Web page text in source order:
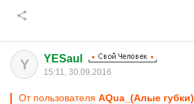
Y YESaul
15:11, 30.09.2016
От пользователя AQua_(Алые губки)